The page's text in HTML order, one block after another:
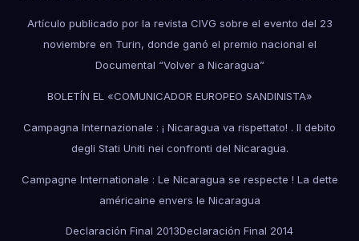
Artículo publicado por la revista CIVG sobre el evento del 23
noviembre en Turin, donde ganó el premio nacional el
Documental “Volver a Nicaragua”
BOLETÍN EL «COMUNICADOR EUROPEO SANDINISTA»
Campagna Internazionale : ¡ Nicaragua va rispettato! . Il debito
degli Stati Uniti nei confronti del Nicaragua.
Campagne Internationale : Le Nicaragua se respecte ! La dette
américaine envers le Nicaragua
Declaración Final 2013Declaración Final 2014